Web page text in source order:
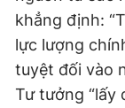
khẳng định:
lực lượng
tuyệt đối vào
Tư tưởng “lấy